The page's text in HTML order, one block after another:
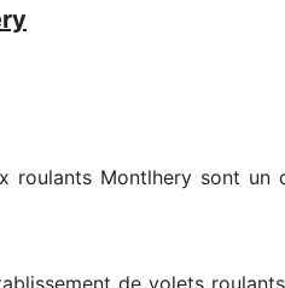
roulants Montlhery sont
de volets